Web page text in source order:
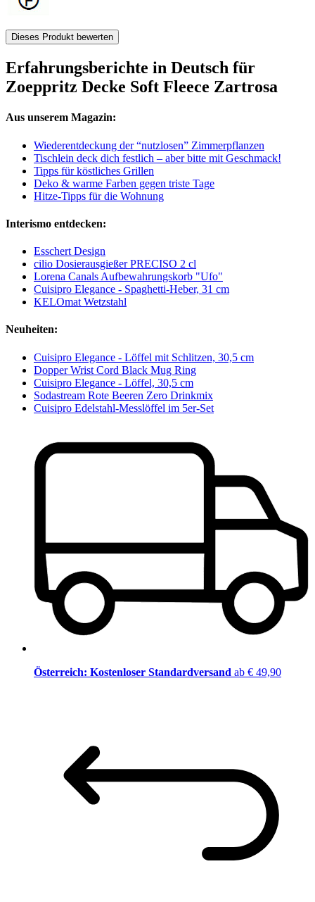
Dieses Produkt bewerten
Erfahrungsberichte in Deutsch für
Zoeppritz Decke Soft Fleece Zartrosa
Aus unserem Magazin:
Wiederentdeckung der “nutzlosen” Zimmerpflanzen
Tischlein deck dich festlich – aber bitte mit Geschmack!
Tipps für köstliches Grillen
Deko & warme Farben gegen triste Tage
Hitze-Tipps für die Wohnung
Interismo entdecken:
Esschert Design
cilio Dosierausgießer PRECISO 2 cl
Lorena Canals Aufbewahrungskorb "Ufo"
Cuisipro Elegance - Spaghetti-Heber, 31 cm
KELOmat Wetzstahl
Neuheiten:
Cuisipro Elegance - Löffel mit Schlitzen, 30,5 cm
Dopper Wrist Cord Black Mug Ring
Cuisipro Elegance - Löffel, 30,5 cm
Sodastream Rote Beeren Zero Drinkmix
Cuisipro Edelstahl-Messlöffel im 5er-Set
Österreich: Kostenloser Standardversand ab € 49,90